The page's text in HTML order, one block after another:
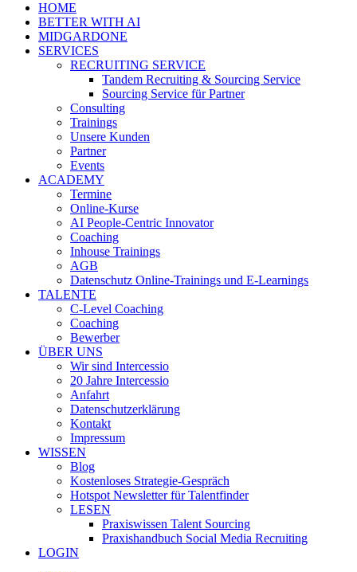
HOME
BETTER WITH AI
MIDGARDONE
SERVICES
RECRUITING SERVICE
Tandem Recruiting & Sourcing Service
Sourcing Service für Partner
Consulting
Trainings
Unsere Kunden
Partner
Events
ACADEMY
Termine
Online-Kurse
AI People-Centric Innovator
Coaching
Inhouse Trainings
AGB
Datenschutz Online-Trainings und E-Learnings
TALENTE
C-Level Coaching
Coaching
Bewerber
ÜBER UNS
Wir sind Intercessio
20 Jahre Intercessio
Anfahrt
Datenschutzerklärung
Kontakt
Impressum
WISSEN
Blog
Kostenloses Strategie-Gespräch
Hotspot Newsletter für Talentfinder
LESEN
Praxiswissen Talent Sourcing
Praxishandbuch Social Media Recruiting
LOGIN